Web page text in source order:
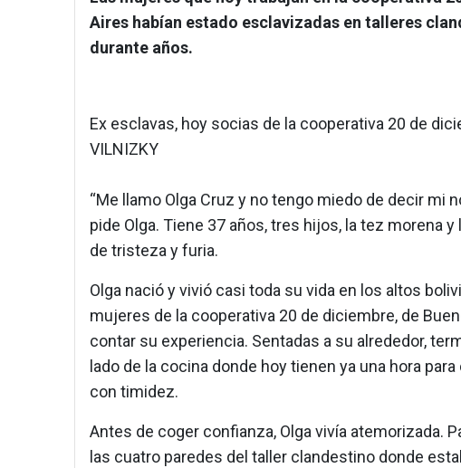
Aires habían estado esclavizadas en talleres
durante años.
Ex esclavas, hoy socias de la cooperativa 20 de
VILNIZKY
“Me llamo Olga Cruz y no tengo miedo de decir mi
pide Olga. Tiene 37 años, tres hijos, la tez morena
de tristeza y furia.
Olga nació y vivió casi toda su vida en los altos
mujeres de la cooperativa 20 de diciembre, de
contar su experiencia. Sentadas a su alrededor,
lado de la cocina donde hoy tienen ya una hora
con timidez.
Antes de coger confianza, Olga vivía atemorizada.
las cuatro paredes del taller clandestino donde